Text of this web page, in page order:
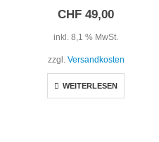
0out of 5
CHF 49,00
inkl. 8,1 % MwSt.
zzgl. Versandkosten
WEITERLESEN